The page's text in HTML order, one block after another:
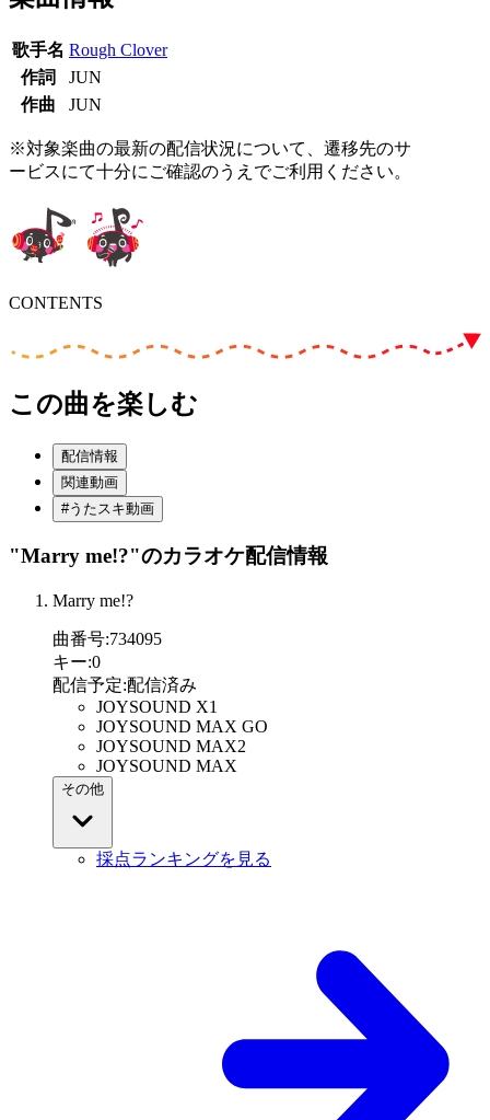
歌手名 Rough Clover
作詞
JUN
作曲
JUN
※対象楽曲の最新の配信状況について、遷移先のサ
ービスにて十分にご確認のうえでご利用ください。
CONTENTS
この曲を楽しむ
配信情報
関連動画
#うたスキ動画
"Marry me!?"のカラオケ配信情報
Marry me!?
曲番号:734095
キー:0
配信予定:配信済み
JOYSOUND X1
JOYSOUND MAX GO
JOYSOUND MAX2
JOYSOUND MAX
その他
採点ランキングを見る